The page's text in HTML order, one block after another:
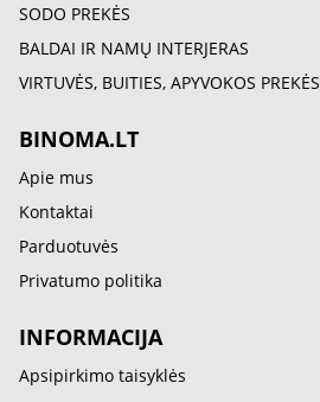
SODO PREKĖS
BALDAI IR NAMŲ INTERJERAS
VIRTUVĖS, BUITIES, APYVOKOS PREKĖS
BINOMA.LT
Apie mus
Kontaktai
Parduotuvės
Privatumo politika
INFORMACIJA
Apsipirkimo taisyklės